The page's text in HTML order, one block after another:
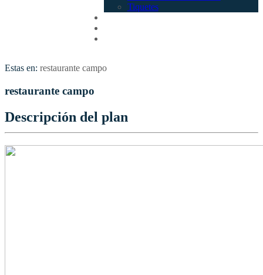
Tiquetes
Estas en: restaurante campo
restaurante campo
Descripción del plan